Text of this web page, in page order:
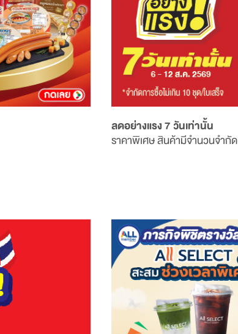
ลดอย่างแรง 7 วันเท่านั้น
ราคาพิเศษ สินค้ามีจำนวนจำกัด